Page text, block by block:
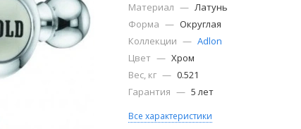
Материал — Латунь
Форма — Округлая
Коллекции — Adlon
Цвет — Хром
Вес, кг — 0.521
Гарантия — 5 лет
Все характеристики